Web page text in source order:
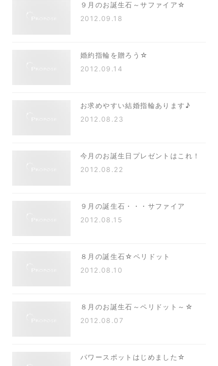
９月のお誕生石～サファイア☆
2012.09.18
婚約指輪を贈ろう☆
2012.09.14
お求めやすい結婚指輪あります♪
2012.08.23
今月のお誕生日プレゼントはこれ！
2012.08.22
９月の誕生石・・・サファイア
2012.08.15
８月の誕生石☆ペリドット
2012.08.10
８月のお誕生石～ペリドット～☆
2012.08.07
パワースポットはじめました☆